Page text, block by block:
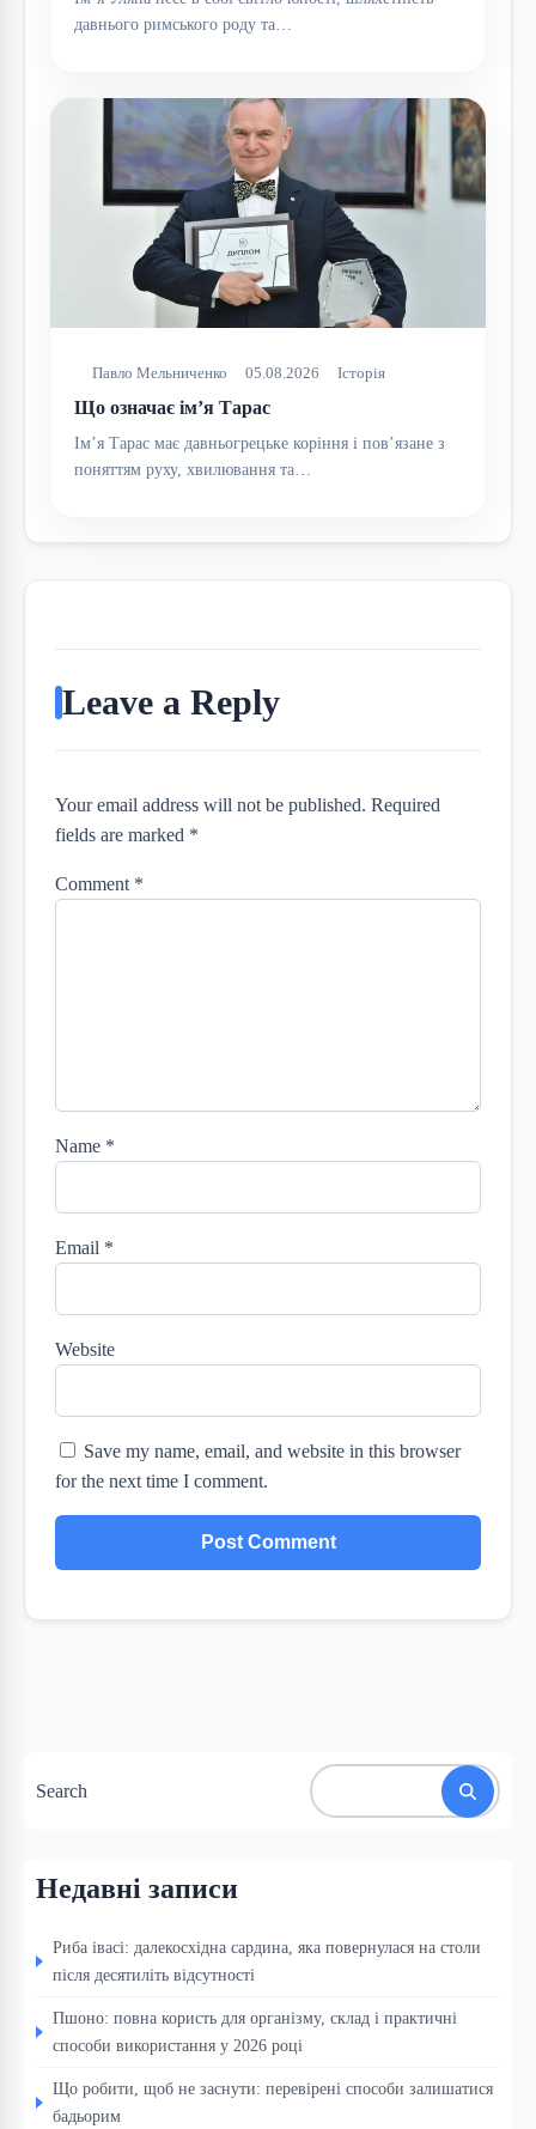
давнього римського роду та…
Павло Мельниченко 05.08.2026 Історія
Що означає ім’я Тарас
Ім’я Тарас має давньогрецьке коріння і пов’язане з
поняттям руху, хвилювання та…
Leave a Reply
Your email address will not be published. Required
fields are marked *
Comment *
Name *
Email *
Website
Save my name, email, and website in this browser
for the next time I comment.
Search
Недавні записи
Риба івасі: далекосхідна сардина, яка повернулася на столи
після десятиліть відсутності
Пшоно: повна користь для організму, склад і практичні
способи використання у 2026 році
Що робити, щоб не заснути: перевірені способи залишатися
бадьорим